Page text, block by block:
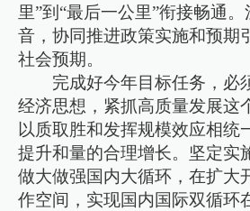
里”到“最后一公里”衔接畅通
音，协同推进政策实施和预期
社会预期。
完成好今年目标任务，必
经济思想，紧抓高质量发展这
以质取胜和发挥规模效应相统
提升和量的合理增长。坚定实
做大做强国内大循环，在扩大
作空间，实现国内国际双循环